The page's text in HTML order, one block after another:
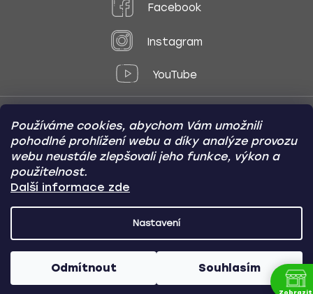
Používáme cookies, abychom Vám umožnili
pohodlné prohlížení webu a díky analýze provozu
webu neustále zlepšovali jeho funkce, výkon a
použitelnost.
Další informace zde
Nastavení
Odmítnout Souhlasím
Facebook
Instagram
YouTube
Způsoby platby:
Online
Převod
Dobírka
Copyright (c) 2012 -2026 CARVIN AUTODOPLŇKY- Všechna
Nakódoval Pavel Kuneš
Zobrazit